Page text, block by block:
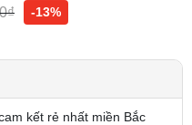
₫ -13%
kết rẻ nhất miền Bắc